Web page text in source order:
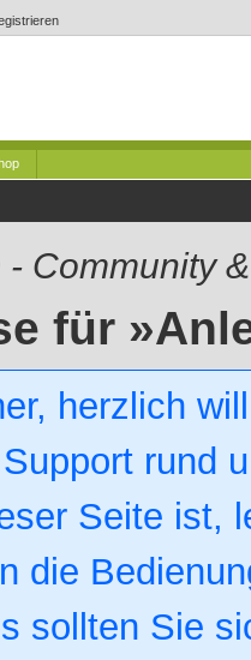
Community
für
herzlich
rund
Seite ist,
die
sollten Sie